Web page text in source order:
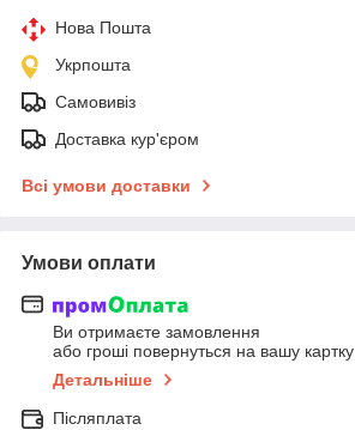
Нова Пошта
Укрпошта
Самовивіз
Доставка кур'єром
Всі умови доставки
Умови оплати
Ви отримаєте замовлення
або гроші повернуться на вашу картку
Детальніше
Післяплата